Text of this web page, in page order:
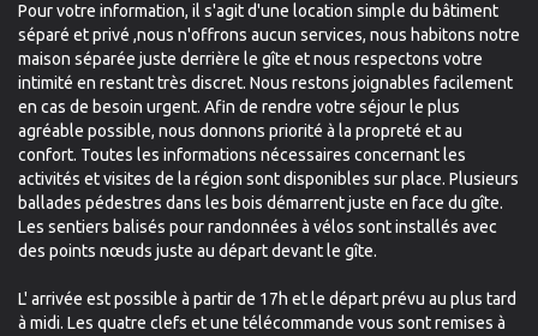
Pour votre information, il s'agit d'une location simple du bâtiment
séparé et privé ,nous n'offrons aucun services, nous habitons notre
maison séparée juste derrière le gîte et nous respectons votre
intimité en restant très discret. Nous restons joignables facilement
en cas de besoin urgent. Afin de rendre votre séjour le plus
agréable possible, nous donnons priorité à la propreté et au
confort. Toutes les informations nécessaires concernant les
activités et visites de la région sont disponibles sur place. Plusieurs
ballades pédestres dans les bois démarrent juste en face du gîte.
Les sentiers balisés pour randonnées à vélos sont installés avec
des points nœuds juste au départ devant le gîte.
L' arrivée est possible à partir de 17h et le départ prévu au plus tard
à midi. Les quatre clefs et une télécommande vous sont remises à